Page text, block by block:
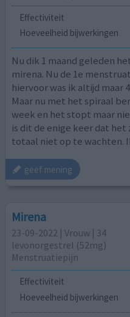
Effectiviteit
Hoeveelheid bijwerkingen
Nu dik 1 maand geleden
mirena. Nu de 1e
hiervoor was ik altijd maar
Maar nu met het spiraal
week en het stopt maar
is dit de enige keer dat
totaal niet op te wachten.
geef mening
Mirena
23-09-2022 | Vrouw | 34
levonorgestrel (52mg)
Menstruatiepijn
Effectiviteit
Hoeveelheid bijwerkingen